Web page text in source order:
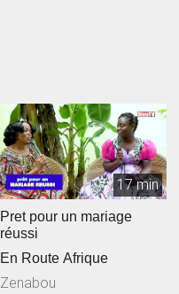
17 min
Pret pour un mariage
réussi
En Route Afrique
Zenabou